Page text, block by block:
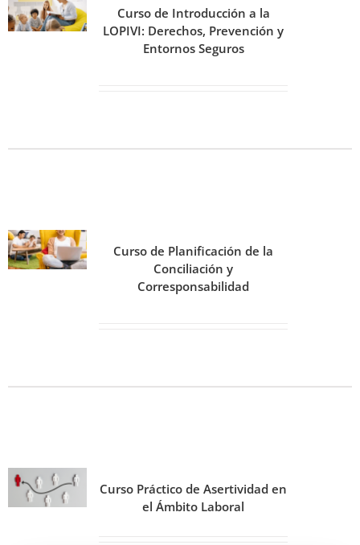
Curso de Introducción a la
LOPIVI: Derechos, Prevención y
Entornos Seguros
Curso de Planificación de la
Conciliación y
Corresponsabilidad
Curso Práctico de Asertividad en
el Ámbito Laboral